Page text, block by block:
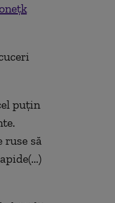
puțin
ruse să